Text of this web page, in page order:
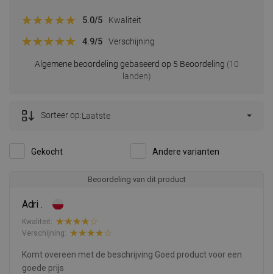
Algemene beoordeling gebaseerd op 5 Beoordeling (10
landen)
5.0/5 Kwaliteit
4.9/5 Verschijning
Gekocht Andere varianten
Sorteer op:Laatste
Beoordeling van dit product
Adri .
Kwaliteit:
Verschijning:
Komt overeen met de beschrijving Goed product voor een
goede prijs